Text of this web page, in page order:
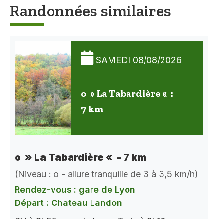
Randonnées similaires
SAMEDI 08/08/2026
o » La Tabardière « :
7 km
o » La Tabardière « - 7 km
(Niveau : o - allure tranquille de 3 à 3,5 km/h)
Rendez-vous : gare de Lyon
Départ : Chateau Landon